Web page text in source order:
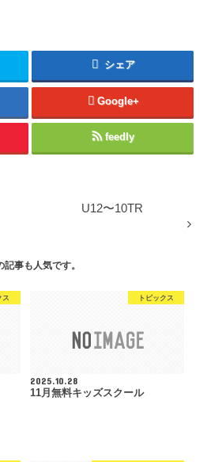
シェア
Google+
feedly
U12〜10TR
記事も人気です。
ス トピックス
2025.10.28
11月無料キッズスクール